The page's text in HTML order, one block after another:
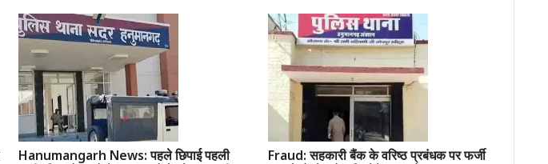
Hanumangarh News: पहले छिपाई पहली
Fraud: सहकारी बैंक के वरिष्ठ प्रबंधक पर फर्जी